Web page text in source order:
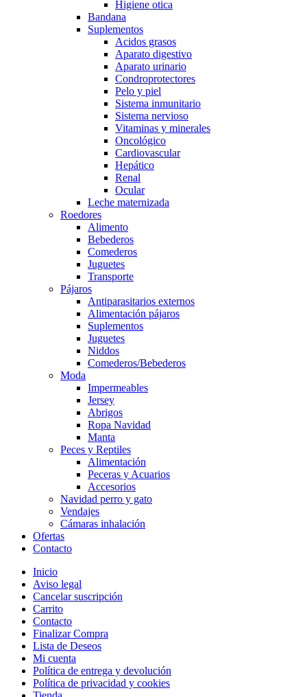
Higiene otica
Bandana
Suplementos
Acidos grasos
Aparato digestivo
Aparato urinario
Condroprotectores
Pelo y piel
Sistema inmunitario
Sistema nervioso
Vitaminas y minerales
Oncológico
Cardiovascular
Hepático
Renal
Ocular
Leche maternizada
Roedores
Alimento
Bebederos
Comederos
Juguetes
Transporte
Pájaros
Antiparasitarios externos
Alimentación pájaros
Suplementos
Juguetes
Niddos
Comederos/Bebederos
Moda
Impermeables
Jersey
Abrigos
Ropa Navidad
Manta
Peces y Reptiles
Alimentación
Peceras y Acuarios
Accesorios
Navidad perro y gato
Vendajes
Cámaras inhalación
Ofertas
Contacto
Inicio
Aviso legal
Cancelar suscripción
Carrito
Contacto
Finalizar Compra
Lista de Deseos
Mi cuenta
Política de entrega y devolución
Política de privacidad y cookies